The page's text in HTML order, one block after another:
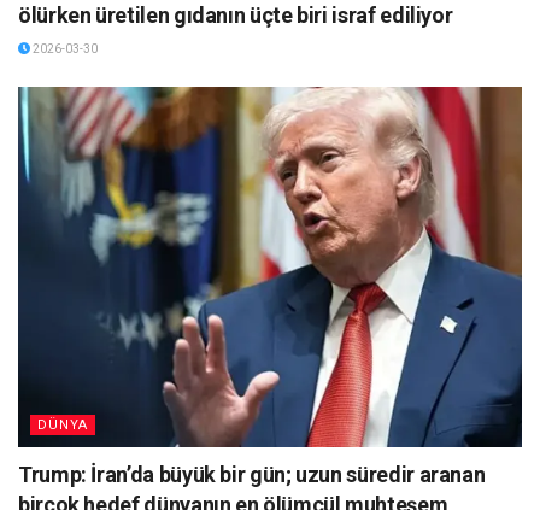
ölürken üretilen gıdanın üçte biri israf ediliyor
2026-03-30
DÜNYA
Trump: İran’da büyük bir gün; uzun süredir aranan
birçok hedef dünyanın en ölümcül muhteşem